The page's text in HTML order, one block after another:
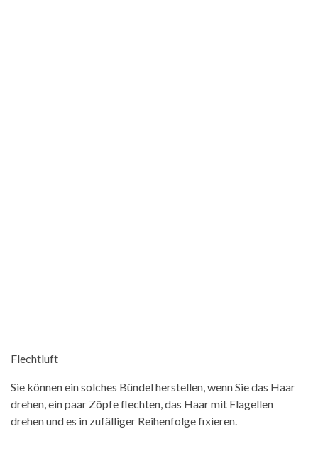
Flechtluft
Sie können ein solches Bündel herstellen, wenn Sie das Haar
drehen, ein paar Zöpfe flechten, das Haar mit Flagellen
drehen und es in zufälliger Reihenfolge fixieren.